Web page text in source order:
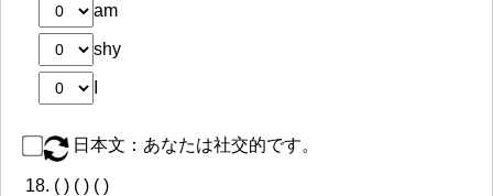
am
shy
日本文：あなたは社交的です。
18. ( ) ( ) ( )